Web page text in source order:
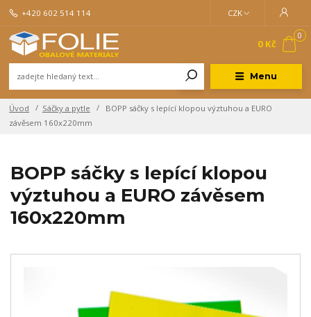
Menu
CZK
+420 602 514 114
0
0 Kč
Úvod Sáčky a pytle
BOPP sáčky s lepící klopou výztuhou a EURO
závěsem 160x220mm
BOPP sáčky s lepící klopou
výztuhou a EURO závěsem
160x220mm